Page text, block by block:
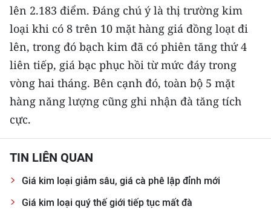
ENGLISH
中文
FRANÇAIS
РУССКИЙ
lên 2.183 điểm. Đáng chú ý là thị trường kim
loại khi có 8 trên 10 mặt hàng giá đồng loạt đi
lên, trong đó bạch kim đã có phiên tăng thứ 4
liên tiếp, giá bạc phục hồi từ mức đáy trong
vòng hai tháng. Bên cạnh đó, toàn bộ 5 mặt
hàng năng lượng cũng ghi nhận đà tăng tích
cực.
TIN LIÊN QUAN
Giá kim loại giảm sâu, giá cà phê lập đỉnh mới
Giá kim loại quý thế giới tiếp tục mất đà